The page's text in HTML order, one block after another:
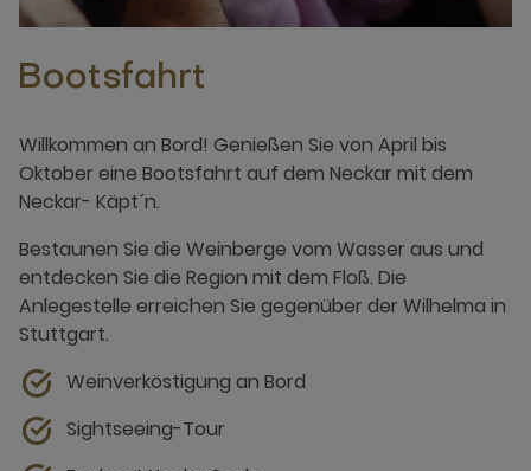
Bootsfahrt
Willkommen an Bord! Genießen Sie von April bis
Oktober eine Bootsfahrt auf dem Neckar mit dem
Neckar- Käpt´n.
Bestaunen Sie die Weinberge vom Wasser aus und
entdecken Sie die Region mit dem Floß. Die
Anlegestelle erreichen Sie gegenüber der Wilhelma in
Stuttgart.
Weinverköstigung an Bord
Sightseeing-Tour